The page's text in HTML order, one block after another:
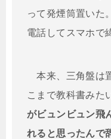
って発煙筒置いた
電話してスマホで
本来、三角盤は
こまで教科書みた
がビュンビュン飛
れると思ったんで